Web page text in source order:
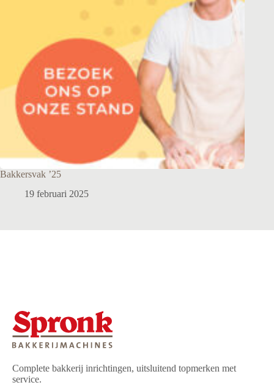
Bakkersvak ’25
19 februari 2025
Complete bakkerij inrichtingen, uitsluitend topmerken met
service.